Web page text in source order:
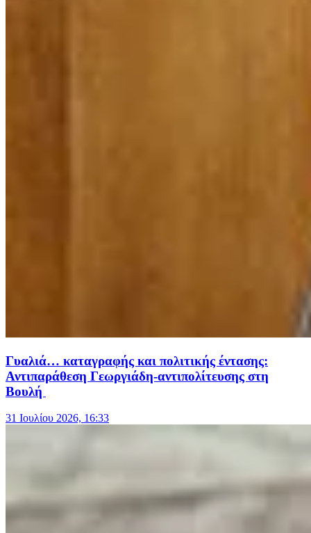
Γυαλιά… καταγραφής και πολιτικής έντασης:
Αντιπαράθεση Γεωργιάδη-αντιπολίτευσης στη
Βουλή
31 Ιουλίου 2026, 16:33